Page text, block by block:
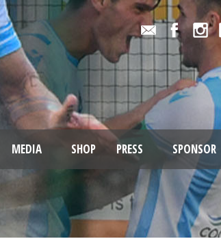
MEDIA SHOP PRESS SPONSOR